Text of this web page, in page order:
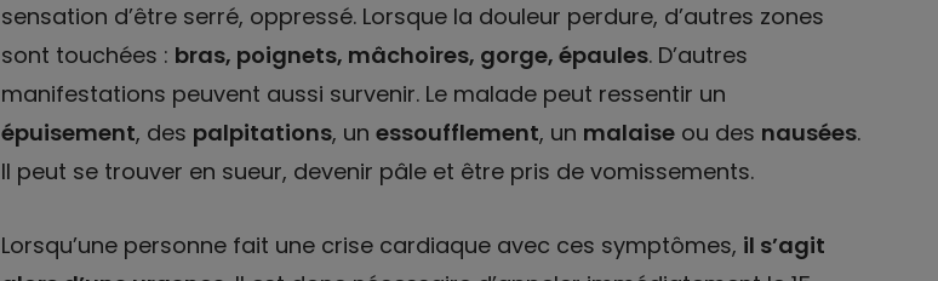
sensation d’être serré, oppressé. Lorsque la douleur perdure, d’autres zones
sont touchées : bras, poignets, mâchoires, gorge, épaules. D’autres
manifestations peuvent aussi survenir. Le malade peut ressentir un
épuisement, des palpitations, un essoufflement, un malaiseou des nausées.
Il peut se trouver en sueur, devenir pâle et être pris de vomissements.
Lorsqu’une personne fait une crise cardiaque avec ces symptômes, il s’agit